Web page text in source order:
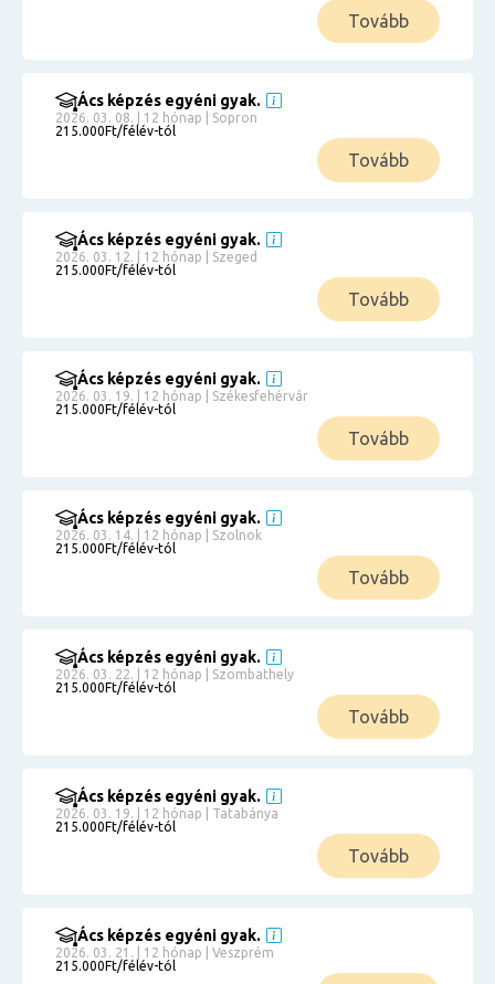
Tovább
Ács képzés egyéni gyak.
2026. 03. 08. | 12 hónap | Sopron
215.000Ft/félév-tól
Tovább
Ács képzés egyéni gyak.
2026. 03. 12. | 12 hónap | Szeged
215.000Ft/félév-tól
Tovább
Ács képzés egyéni gyak.
2026. 03. 19. | 12 hónap | Székesfehérvár
215.000Ft/félév-tól
Tovább
Ács képzés egyéni gyak.
2026. 03. 14. | 12 hónap | Szolnok
215.000Ft/félév-tól
Tovább
Ács képzés egyéni gyak.
2026. 03. 22. | 12 hónap | Szombathely
215.000Ft/félév-tól
Tovább
Ács képzés egyéni gyak.
2026. 03. 19. | 12 hónap | Tatabánya
215.000Ft/félév-tól
Tovább
Ács képzés egyéni gyak.
2026. 03. 21. | 12 hónap | Veszprém
215.000Ft/félév-tól